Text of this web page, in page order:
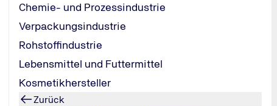
Chemie- und Prozessindustrie
Verpackungsindustrie
Rohstoffindustrie
Lebensmittel und Futtermittel
Kosmetikhersteller
Zurück
Hier